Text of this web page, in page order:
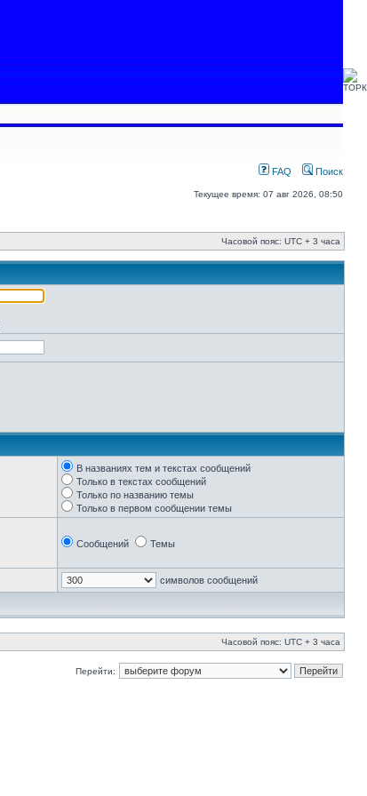
FAQ Поиск
Текущее время: 07 авг 2026, 08:50
Часовой пояс: UTC + 3 часа
В названиях тем и текстах сообщений
Только в текстах сообщений
Только по названию темы
Только в первом сообщении темы
Сообщений Темы
символов сообщений
Часовой пояс: UTC + 3 часа
Перейти: